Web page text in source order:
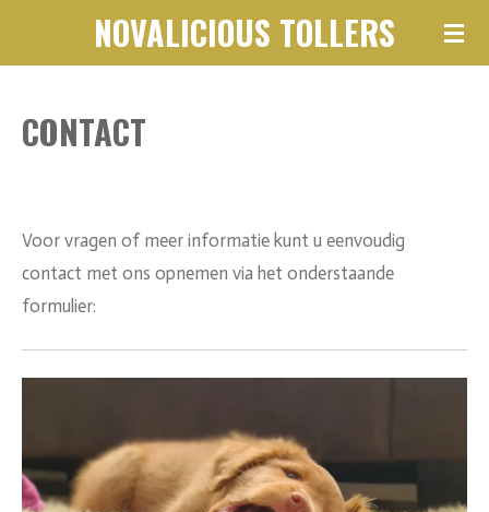
de
NOVALICIOUS TOLLERS
CONTACT
Voor vragen of meer informatie kunt u eenvoudig
contact met ons opnemen via het onderstaande
formulier: